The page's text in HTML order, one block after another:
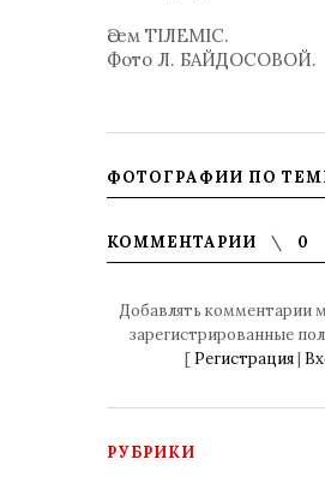
Әсем ТІЛЕМІС.
Фото Л. БАЙДОСОВОЙ.
ФОТОГРАФИИ ПО
КОММЕНТАРИИ 0
Добавлять комментарии
зарегистрированные
[ Регистрация|
РУБРИКИ